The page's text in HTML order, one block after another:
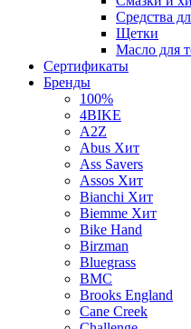
Средства
Щетки
Масло для
Сертификаты
Бренды
100%
4BIKE
A2Z
Abus Хит
Ass Savers
Assos Хит
Bianchi Хит
Biemme Хит
Bike Hand
Birzman
Bluegrass
BMC
Brooks England
Cane Creek